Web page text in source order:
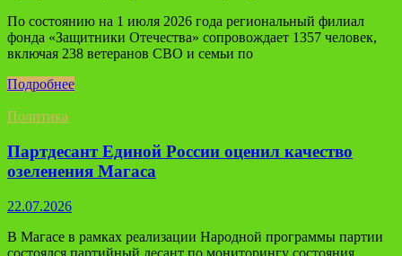
По состоянию на 1 июля 2026 года региональный филиал
фонда «Защитники Отечества» сопровождает 1357 человек,
включая 238 ветеранов СВО и семьи по
Подробнее
Политика
Партдесант Единой России оценил качество
озеленения Магаса
22.07.2026
В Магасе в рамках реализации Народной программы партии
состоялся партийный десант по мониторингу состояния